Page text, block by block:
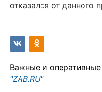
отказался от данного
Важные и
"ZAB.RU"